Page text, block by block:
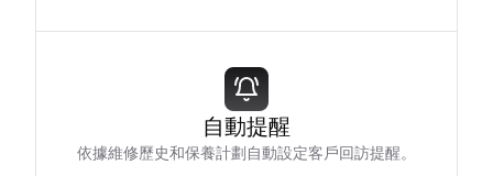
自動提醒
依據維修歷史和保養計劃自動設定客戶回訪提醒。